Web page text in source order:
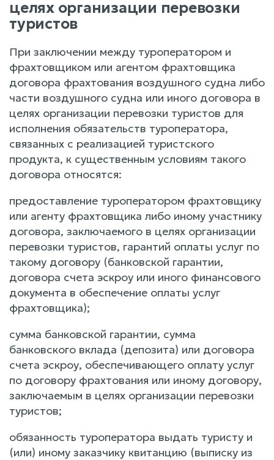
целях организации перевозки
туристов
При заключении между туроператором и
фрахтовщиком или агентом фрахтовщика
договора фрахтования воздушного судна либо
части воздушного судна или иного договора в
целях организации перевозки туристов для
исполнения обязательств туроператора,
связанных с реализацией туристского
продукта, к существенным условиям такого
договора относятся:
предоставление туроператором фрахтовщику
или агенту фрахтовщика либо иному участнику
договора, заключаемого в целях организации
перевозки туристов, гарантий оплаты услуг по
такому договору (банковской гарантии,
договора счета эскроу или иного финансового
документа в обеспечение оплаты услуг
фрахтовщика);
сумма банковской гарантии, сумма
банковского вклада (депозита) или договора
счета эскроу, обеспечивающего оплату услуг
по договору фрахтования или иному договору,
заключаемым в целях организации перевозки
туристов;
обязанность туроператора выдать туристу и
(или) иному заказчику квитанцию (выписку из